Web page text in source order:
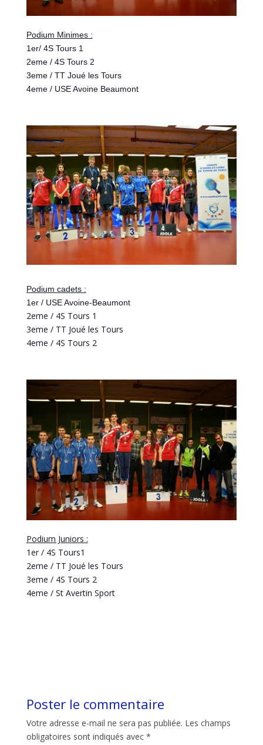
Podium Minimes :
1er/ 4S Tours 1
2eme / 4S Tours 2
3eme / TT Joué les Tours
4eme / USE Avoine Beaumont
Podium cadets :
1er / USE Avoine-Beaumont
2eme / 4S Tours 1
3eme / TT Joué les Tours
4eme / 4S Tours 2
Podium Juniors :
1er / 4S Tours1
2eme / TT Joué les Tours
3eme / 4S Tours 2
4eme / St Avertin Sport
Poster le commentaire
Votre adresse e-mail ne sera pas publiée. Les champs
obligatoires sont indiqués avec *